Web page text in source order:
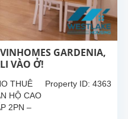
GARDENIA,
VÀO Ở!
Property ID: 4363
THUÊ
HỘ CAO
2PN –